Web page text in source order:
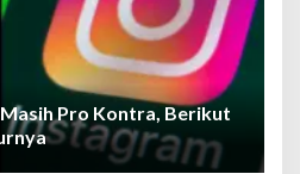
Pro Kontra, Berikut